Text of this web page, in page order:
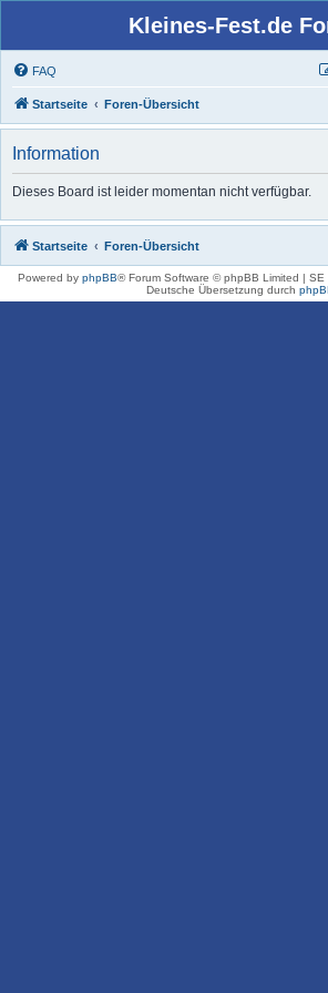
Kleines-Fest.de
FAQ
Startseite Foren-Übersicht
Information
Dieses Board ist leider momentan nicht verfügbar.
Startseite Foren-Übersicht
Powered by phpBB® Forum Software © phpBB Limited | SE
Deutsche Übersetzung durch